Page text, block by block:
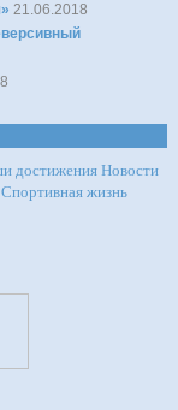
21.06.2018
достиженияНовости
Спортивная жизнь